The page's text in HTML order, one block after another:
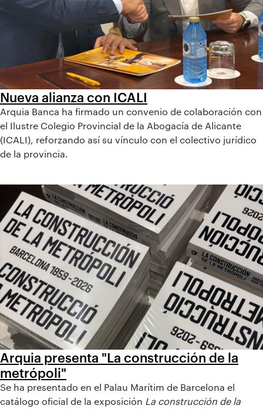
Nueva alianza con ICALI
Arquia Banca ha firmado un convenio de colaboración con
el Ilustre Colegio Provincial de la Abogacía de Alicante
(ICALI), reforzando así su vínculo con el colectivo jurídico
de la provincia.
Arquia presenta "La construcción de la
metrópoli"
Se ha presentado en el Palau Marítim de Barcelona el
catálogo oficial de la exposición La construcción de la